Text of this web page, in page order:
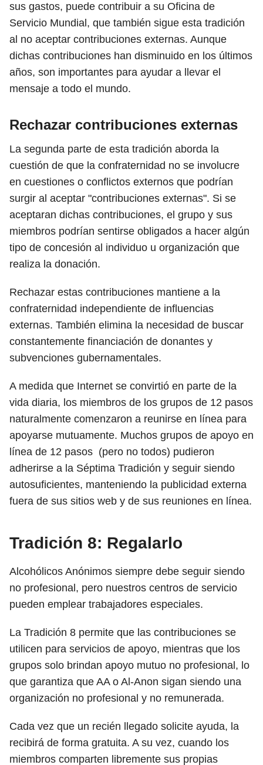
sus gastos, puede contribuir a su Oficina de
Servicio Mundial, que también sigue esta tradición
al no aceptar contribuciones externas. Aunque
dichas contribuciones han disminuido en los últimos
años, son importantes para ayudar a llevar el
mensaje a todo el mundo.
Rechazar contribuciones externas
La segunda parte de esta tradición aborda la
cuestión de que la confraternidad no se involucre
en cuestiones o conflictos externos que podrían
surgir al aceptar "contribuciones externas". Si se
aceptaran dichas contribuciones, el grupo y sus
miembros podrían sentirse obligados a hacer algún
tipo de concesión al individuo u organización que
realiza la donación.
Rechazar estas contribuciones mantiene a la
confraternidad independiente de influencias
externas. También elimina la necesidad de buscar
constantemente financiación de donantes y
subvenciones gubernamentales.
A medida que Internet se convirtió en parte de la
vida diaria, los miembros de los grupos de 12 pasos
naturalmente comenzaron a reunirse en línea para
apoyarse mutuamente. Muchos grupos de apoyo en
línea de 12 pasos (pero no todos) pudieron
adherirse a la Séptima Tradición y seguir siendo
autosuficientes, manteniendo la publicidad externa
fuera de sus sitios web y de sus reuniones en línea.
Tradición 8: Regalarlo
Alcohólicos Anónimos siempre debe seguir siendo
no profesional, pero nuestros centros de servicio
pueden emplear trabajadores especiales.
La Tradición 8 permite que las contribuciones se
utilicen para servicios de apoyo, mientras que los
grupos solo brindan apoyo mutuo no profesional, lo
que garantiza que AA o Al-Anon sigan siendo una
organización no profesional y no remunerada.
Cada vez que un recién llegado solicite ayuda, la
recibirá de forma gratuita. A su vez, cuando los
miembros comparten libremente sus propias